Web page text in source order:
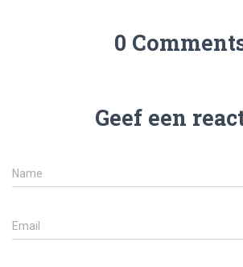
0
Geef een
Name
Email